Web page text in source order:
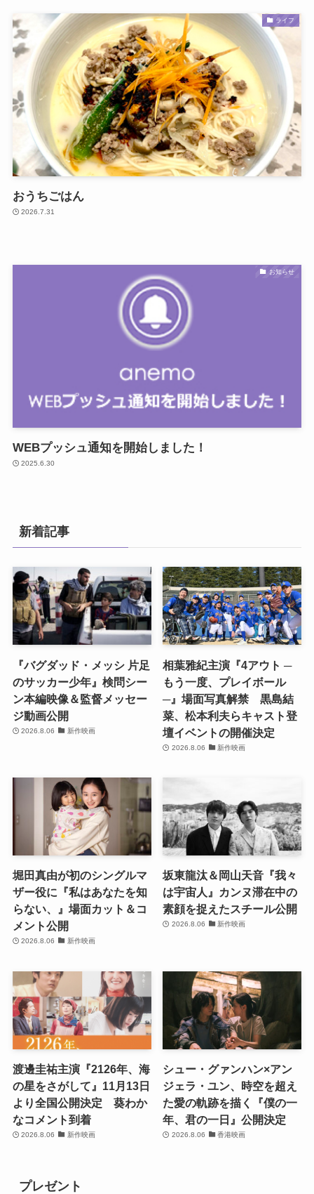
ライフ
おうちごはん
2026.7.31
お知らせ
WEBプッシュ通知を開始しました！
2025.6.30
新着記事
『バグダッド・メッシ 片足
のサッカー少年』検問シー
ン本編映像＆監督メッセー
ジ動画公開
2026.8.06 新作映画
相葉雅紀主演『4アウト ─
もう一度、プレイボール
─』場面写真解禁 黒島結
菜、松本利夫らキャスト登
壇イベントの開催決定
2026.8.06 新作映画
堀田真由が初のシングルマ
ザー役に『私はあなたを知
らない、』場面カット＆コ
メント公開
2026.8.06 新作映画
坂東龍汰＆岡山天音『我々
は宇宙人』カンヌ滞在中の
素顔を捉えたスチール公開
2026.8.06 新作映画
渡邊圭祐主演『2126年、海
の星をさがして』11月13日
より全国公開決定 葵わか
なコメント到着
2026.8.06 新作映画
シュー・グァンハン×アン
ジェラ・ユン、時空を超え
た愛の軌跡を描く『僕の一
年、君の一日』公開決定
2026.8.06 香港映画
プレゼント